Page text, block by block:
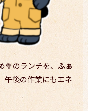
🥦のランチを、ふぁ
午後の作業にもエネ